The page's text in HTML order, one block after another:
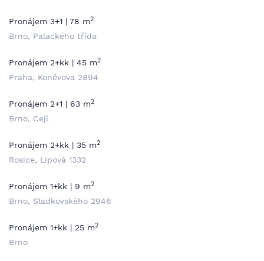
Pronájem 3+1 | 78 m2
Brno, Palackého třída
Pronájem 2+kk | 45 m2
Praha, Koněvova 2894
Pronájem 2+1 | 63 m2
Brno, Cejl
Pronájem 2+kk | 35 m2
Rosice, Lipová 1332
Pronájem 1+kk | 9 m2
Brno, Sladkovského 2946
Pronájem 1+kk | 25 m2
Brno